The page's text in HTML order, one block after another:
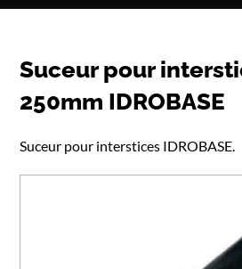
Suceur pour
250mm IDROBASE
Suceur pour interstices IDROBASE.